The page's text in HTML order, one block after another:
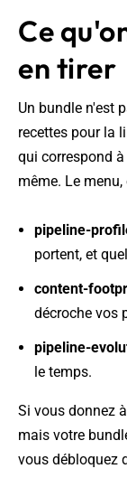
Ce
en tirer
Un bundle n'est
recettes pour la
qui correspond
même. Le menu,
pipeline-
portent, et
content-
décroche vos
pipeline-
le temps.
Si vous donnez
mais votre
vous débloquez